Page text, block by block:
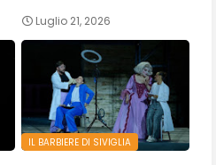
Luglio 21, 2026
IL BARBIERE DI SIVIGLIA